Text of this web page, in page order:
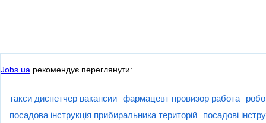
Jobs.ua рекомендує переглянути:
такси диспетчер вакансии фармацевт провизор работа
посадова інструкція прибиральника територій
посадові